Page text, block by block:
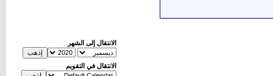
الانتقال إلى الشهر
الانتقال في التقويم